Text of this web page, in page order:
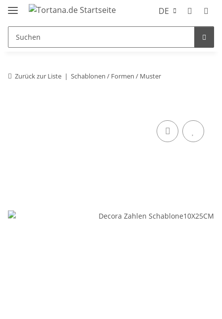
DE
Zurück zur Liste Schablonen / Formen / Muster